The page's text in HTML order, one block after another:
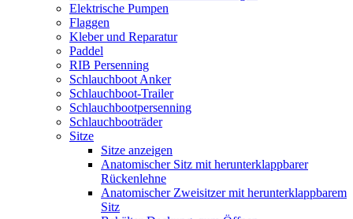
Elektrische Pumpen
Flaggen
Kleber und Reparatur
Paddel
RIB Persenning
Schlauchboot Anker
Schlauchboot-Trailer
Schlauchbootpersenning
Schlauchbooträder
Sitze
Sitze anzeigen
Anatomischer Sitz mit herunterklappbarer
Rückenlehne
Anatomischer Zweisitzer mit herunterklappbarem
Sitz